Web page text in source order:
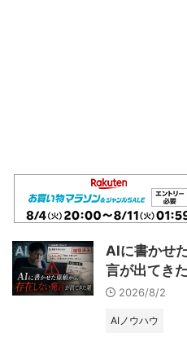
AIに書かせ
言が出てき
2026/8/2
AIノウハウ